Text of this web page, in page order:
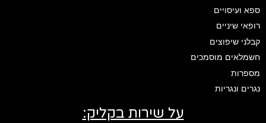
ספא ועיסויים
רופאי שיניים
קבלני שיפוצים
חשמלאים מוסמכים
מספרות
נגרים ונגריות
על שירות בקליק: